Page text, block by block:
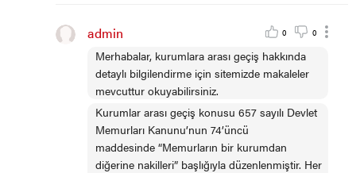
admin 0 0
Merhabalar, kurumlara arası geçiş hakkında
detaylı bilgilendirme için sitemizde makaleler
mevcuttur okuyabilirsiniz.
Kurumlar arası geçiş konusu 657 sayılı Devlet
Memurları Kanunu’nun 74’üncü
maddesinde “Memurların bir kurumdan
diğerine nakilleri” başlığıyla düzenlenmiştir. Her